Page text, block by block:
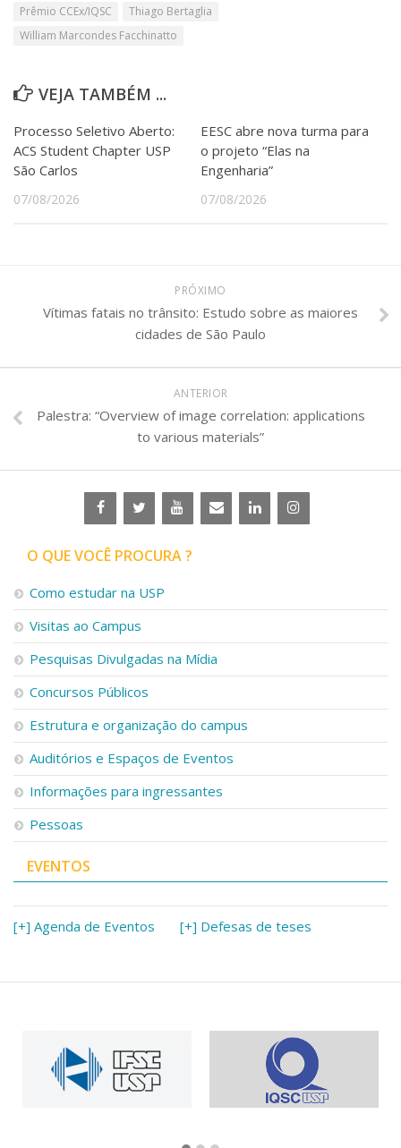
Prêmio CCEx/IQSC
Thiago Bertaglia
William Marcondes Facchinatto
VEJA TAMBÉM ...
Processo Seletivo Aberto:
ACS Student Chapter USP
São Carlos
07/08/2026
EESC abre nova turma para
o projeto “Elas na
Engenharia”
07/08/2026
PRÓXIMO
Vítimas fatais no trânsito: Estudo sobre as maiores
cidades de São Paulo
ANTERIOR
Palestra: “Overview of image correlation: applications
to various materials”
O QUE VOCÊ PROCURA ?
Como estudar na USP
Visitas ao Campus
Pesquisas Divulgadas na Mídia
Concursos Públicos
Estrutura e organização do campus
Auditórios e Espaços de Eventos
Informações para ingressantes
Pessoas
EVENTOS
[+] Agenda de Eventos [+] Defesas de teses